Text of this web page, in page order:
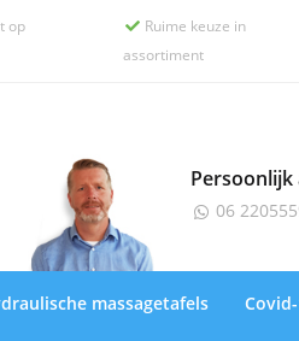
op
 Ruime keuze in
assortiment
Persoonlijk
 06
massagetafels